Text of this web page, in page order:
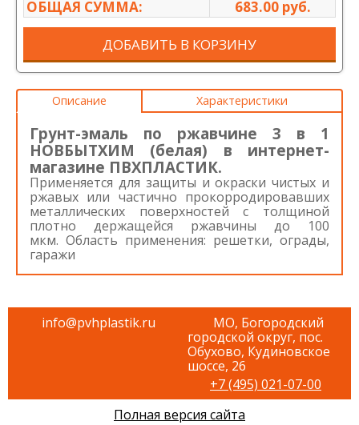
ОБЩАЯ СУММА:
683.00 руб.
ДОБАВИТЬ В КОРЗИНУ
Описание Характеристики
Грунт-эмаль по ржавчине 3 в 1
НОВБЫТХИМ (белая) в интернет-
магазине ПВХПЛАСТИК.
Применяется для защиты и окраски чистых и
ржавых или частично прокорродировавших
металлических поверхностей с толщиной
плотно держащейся ржавчины до 100
мкм. Область применения: решетки, ограды,
гаражи
info@pvhplastik.ru
МО, Богородский
городской округ, пос.
Обухово, Кудиновское
шоссе, 26
+7 (495) 021-07-00
Полная версия сайта